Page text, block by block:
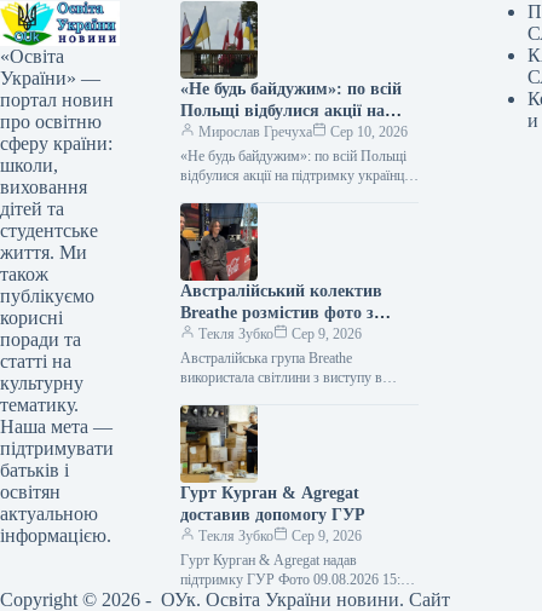
«Освіта
України» —
портал новин
про освітню
сферу країни:
школи,
виховання
дітей та
студентське
життя. Ми
також
публікуємо
корисні
поради та
статті на
культурну
тематику.
Наша мета —
підтримувати
батьків і
освітян
актуальною
інформацією.
«Не будь байдужим»: по всій
Польщі відбулися акції на
підтримку українців
Мирослав Гречуха
Сер 10, 2026
«Не будь байдужим»: по всій Польщі
відбулися акції на підтримку українців
містах Польщі під гаслом…
Австралійський колектив
Breathe розмістив фото з
київського виступу на
обкладинці платівки
Текля Зубко
Сер 9, 2026
Австралійська група Breathe
використала світлини з виступу в
09.08.2026 16:40 Укрінформ
Австралійський гурт Breathe зробив
обкладинкою…
Гурт Курган & Agregat
доставив допомогу ГУР
Текля Зубко
Сер 9, 2026
Гурт Курган & Agregat надав
підтримку ГУР Фото 09.08.2026 15:11
Укрінформ Воїни спецпідрозділу ГУР
и
Copyright © 2026 - ОУк. Освіта України новини. Сайт